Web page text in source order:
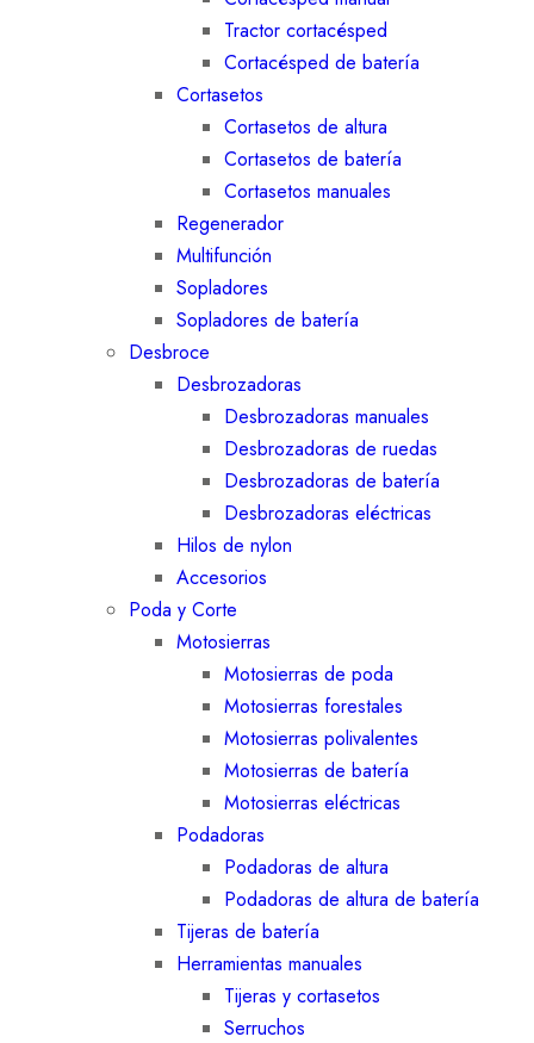
Tractor cortacésped
Cortacésped de batería
Cortasetos
Cortasetos de altura
Cortasetos de batería
Cortasetos manuales
Regenerador
Multifunción
Sopladores
Sopladores de batería
Desbroce
Desbrozadoras
Desbrozadoras manuales
Desbrozadoras de ruedas
Desbrozadoras de batería
Desbrozadoras eléctricas
Hilos de nylon
Accesorios
Poda y Corte
Motosierras
Motosierras de poda
Motosierras forestales
Motosierras polivalentes
Motosierras de batería
Motosierras eléctricas
Podadoras
Podadoras de altura
Podadoras de altura de batería
Tijeras de batería
Herramientas manuales
Tijeras y cortasetos
Serruchos